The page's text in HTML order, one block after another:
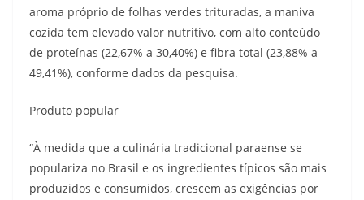
aroma próprio de folhas verdes trituradas, a maniva
cozida tem elevado valor nutritivo, com alto conteúdo
de proteínas (22,67% a 30,40%) e fibra total (23,88% a
49,41%), conforme dados da pesquisa.
Produto popular
“À medida que a culinária tradicional paraense se
populariza no Brasil e os ingredientes típicos são mais
produzidos e consumidos, crescem as exigências por